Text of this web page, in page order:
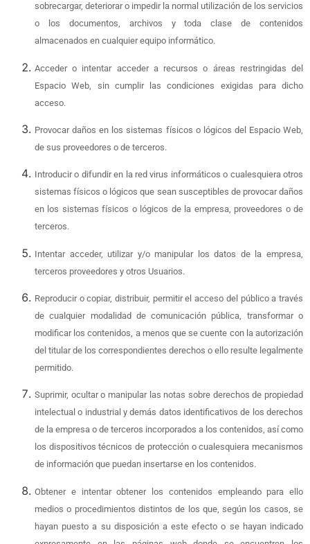
sobrecargar, deteriorar o impedir la normal utilización de los servicios
o los documentos, archivos y toda clase de contenidos
almacenados en cualquier equipo informático.
Acceder o intentar acceder a recursos o áreas restringidas del
Espacio Web, sin cumplir las condiciones exigidas para dicho
acceso.
Provocar daños en los sistemas físicos o lógicos del Espacio Web,
de sus proveedores o de terceros.
Introducir o difundir en la red virus informáticos o cualesquiera otros
sistemas físicos o lógicos que sean susceptibles de provocar daños
en los sistemas físicos o lógicos de la empresa, proveedores o de
terceros.
Intentar acceder, utilizar y/o manipular los datos de la empresa,
terceros proveedores y otros Usuarios.
Reproducir o copiar, distribuir, permitir el acceso del público a través
de cualquier modalidad de comunicación pública, transformar o
modificar los contenidos, a menos que se cuente con la autorización
del titular de los correspondientes derechos o ello resulte legalmente
permitido.
Suprimir, ocultar o manipular las notas sobre derechos de propiedad
intelectual o industrial y demás datos identificativos de los derechos
de la empresa o de terceros incorporados a los contenidos, así como
los dispositivos técnicos de protección o cualesquiera mecanismos
de información que puedan insertarse en los contenidos.
Obtener e intentar obtener los contenidos empleando para ello
medios o procedimientos distintos de los que, según los casos, se
hayan puesto a su disposición a este efecto o se hayan indicado